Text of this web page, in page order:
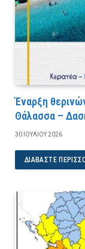
Έναρξη
Θάλασσα –
30 ΙΟΥΛΊΟΥ 2026
ΔΙΑΒΆΣΤΕ